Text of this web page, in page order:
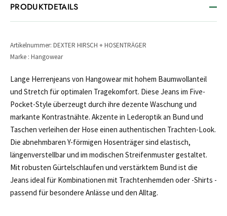
PRODUKTDETAILS
Artikelnummer: DEXTER HIRSCH + HOSENTRÄGER
Marke : Hangowear
Lange Herrenjeans von Hangowear mit hohem Baumwollanteil
und Stretch für optimalen Tragekomfort. Diese Jeans im Five-
Pocket-Style überzeugt durch ihre dezente Waschung und
markante Kontrastnähte. Akzente in Lederoptik an Bund und
Taschen verleihen der Hose einen authentischen Trachten-Look.
Die abnehmbaren Y-förmigen Hosenträger sind elastisch,
längenverstellbar und im modischen Streifenmuster gestaltet.
Mit robusten Gürtelschlaufen und verstärktem Bund ist die
Jeans ideal für Kombinationen mit Trachtenhemden oder -Shirts -
passend für besondere Anlässe und den Alltag.